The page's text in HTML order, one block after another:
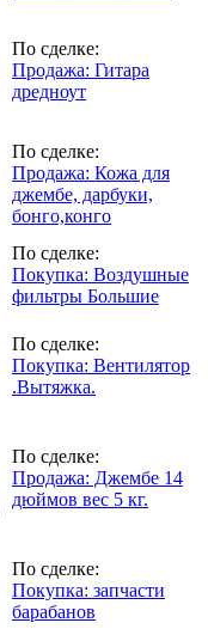
По сделке:
Продажа: Гитара
дредноут
По сделке:
Продажа: Кожа для
джембе, дарбуки,
бонго,конго
По сделке:
Покупка: Воздушные
фильтры Большие
По сделке:
Покупка: Вентилятор
.Вытяжка.
По сделке:
Продажа: Джембе 14
дюймов вес 5 кг.
По сделке:
Покупка: запчасти
барабанов